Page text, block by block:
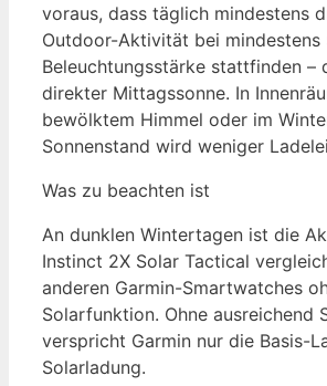
voraus, dass täglich mindestens
Outdoor-Aktivität bei mindestens
Beleuchtungsstärke stattfinden –
direkter Mittagssonne. In
bewölktem Himmel oder im
Sonnenstand wird weniger
Was zu beachten ist
An dunklen Wintertagen ist die
Instinct 2X Solar Tactical
anderen Garmin-Smartwatches
Solarfunktion. Ohne ausreichend
verspricht Garmin nur die Basis-
Solarladung.